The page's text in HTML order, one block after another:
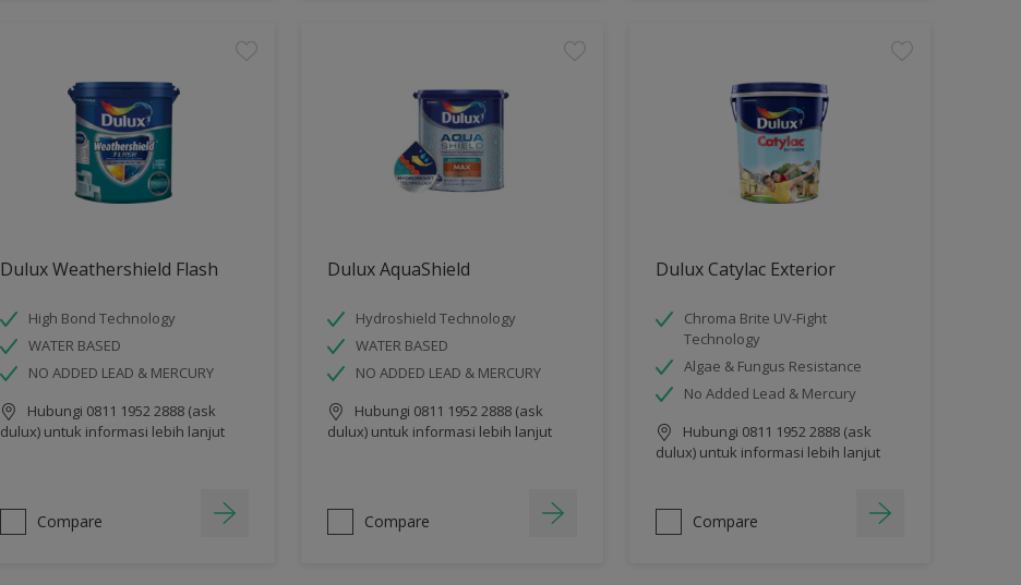
Dulux Weathershield Flash
High Bond Technology
WATER BASED
NO ADDED LEAD & MERCURY
Hubungi 0811 1952 2888 (ask
dulux) untuk informasi lebih lanjut
Compare
Dulux AquaShield
Hydroshield Technology
WATER BASED
NO ADDED LEAD & MERCURY
Hubungi 0811 1952 2888 (ask
dulux) untuk informasi lebih lanjut
Compare
Dulux Catylac Exterior
Chroma Brite UV-Fight
Technology
Algae & Fungus Resistance
No Added Lead & Mercury
Hubungi 0811 1952 2888 (ask
dulux) untuk informasi lebih lanjut
Compare